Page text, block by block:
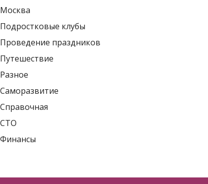
Москва
Подростковые клубы
Проведение праздников
Путешествие
Разное
Саморазвитие
Справочная
СТО
Финансы